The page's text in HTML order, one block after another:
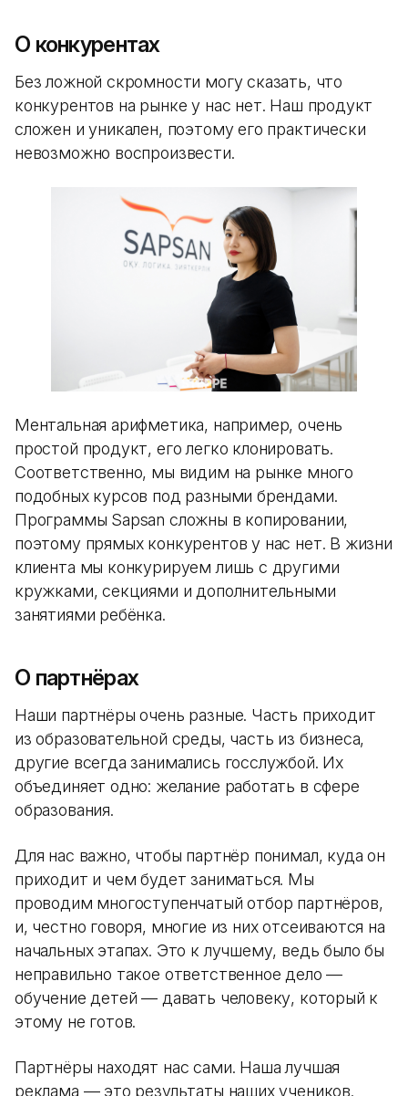
О конкурентах
Без ложной скромности могу сказать, что
конкурентов на рынке у нас нет. Наш продукт
сложен и уникален, поэтому его практически
невозможно воспроизвести.
Ментальная арифметика, например, очень
простой продукт, его легко клонировать.
Соответственно, мы видим на рынке много
подобных курсов под разными брендами.
Программы Sapsan сложны в копировании,
поэтому прямых конкурентов у нас нет. В жизни
клиента мы конкурируем лишь с другими
кружками, секциями и дополнительными
занятиями ребёнка.
О партнёрах
Наши партнёры очень разные. Часть приходит
из образовательной среды, часть из бизнеса,
другие всегда занимались госслужбой. Их
объединяет одно: желание работать в сфере
образования.
Для нас важно, чтобы партнёр понимал, куда он
приходит и чем будет заниматься. Мы
проводим многоступенчатый отбор партнёров,
и, честно говоря, многие из них отсеиваются на
начальных этапах. Это к лучшему, ведь было бы
неправильно такое ответственное дело —
обучение детей — давать человеку, который к
этому не готов.
Партнёры находят нас сами. Наша лучшая
реклама — это результаты наших учеников.